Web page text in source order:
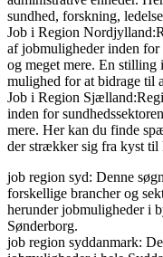
sundhed, forskning,
Job i Region
af jobmuligheder inden for
og meget mere. En
mulighed for at bidrage til
Job i Region
inden for
mere. Her kan du finde
der strækker sig fra kyst til
job region syd: Denne
forskellige brancher og
herunder jobmuligheder i
Sønderborg.
job region syddanmark: